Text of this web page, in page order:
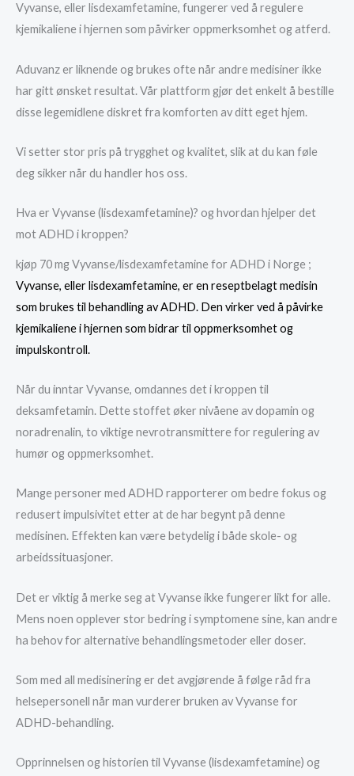
Vyvanse, eller lisdexamfetamine, fungerer ved å regulere
kjemikaliene i hjernen som påvirker oppmerksomhet og atferd.
Aduvanz er liknende og brukes ofte når andre medisiner ikke
har gitt ønsket resultat. Vår plattform gjør det enkelt å bestille
disse legemidlene diskret fra komforten av ditt eget hjem.
Vi setter stor pris på trygghet og kvalitet, slik at du kan føle
deg sikker når du handler hos oss.
Hva er Vyvanse (lisdexamfetamine)? og hvordan hjelper det
mot ADHD i kroppen?
kjøp 70 mg Vyvanse/lisdexamfetamine for ADHD i Norge ;
Vyvanse, eller lisdexamfetamine, er en reseptbelagt medisin
som brukes til behandling av ADHD. Den virker ved å påvirke
kjemikaliene i hjernen som bidrar til oppmerksomhet og
impulskontroll.
Når du inntar Vyvanse, omdannes det i kroppen til
deksamfetamin. Dette stoffet øker nivåene av dopamin og
noradrenalin, to viktige nevrotransmittere for regulering av
humør og oppmerksomhet.
Mange personer med ADHD rapporterer om bedre fokus og
redusert impulsivitet etter at de har begynt på denne
medisinen. Effekten kan være betydelig i både skole- og
arbeidssituasjoner.
Det er viktig å merke seg at Vyvanse ikke fungerer likt for alle.
Mens noen opplever stor bedring i symptomene sine, kan andre
ha behov for alternative behandlingsmetoder eller doser.
Som med all medisinering er det avgjørende å følge råd fra
helsepersonell når man vurderer bruken av Vyvanse for
ADHD-behandling.
Opprinnelsen og historien til Vyvanse (lisdexamfetamine) og